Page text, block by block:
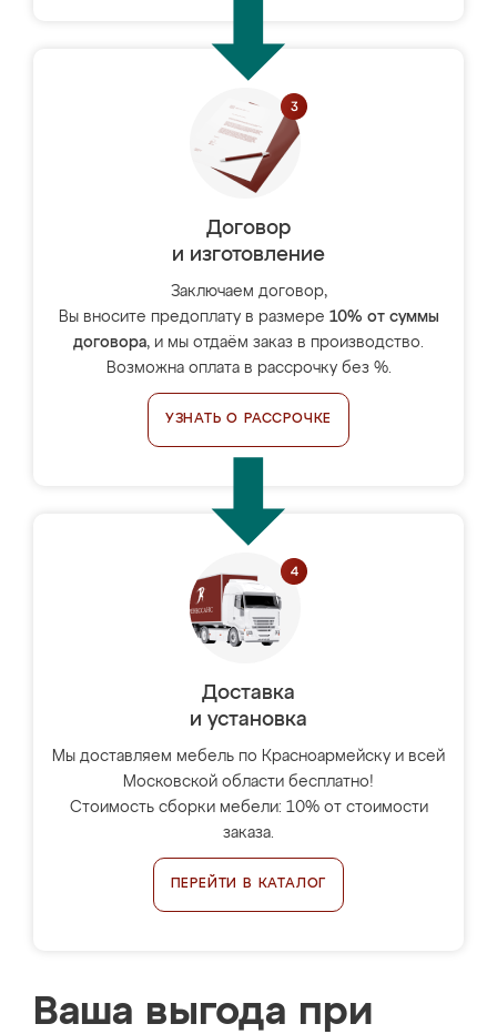
Договор
и изготовление
Заключаем договор,
Вы вносите предоплату в размере 10% от суммы
договора, и мы отдаём заказ в производство.
Возможна оплата в рассрочку без %.
УЗНАТЬ О РАССРОЧКЕ
Доставка
и установка
Мы доставляем мебель по Красноармейску и всей
Московской области бесплатно!
Стоимость сборки мебели: 10% от стоимости
заказа.
ПЕРЕЙТИ В КАТАЛОГ
Ваша выгода при